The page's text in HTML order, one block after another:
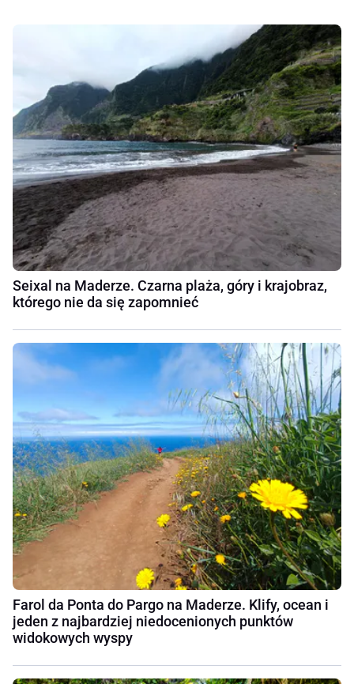
Seixal na Maderze. Czarna plaża, góry i krajobraz,
którego nie da się zapomnieć
Farol da Ponta do Pargo na Maderze. Klify, ocean i
jeden z najbardziej niedocenionych punktów
widokowych wyspy